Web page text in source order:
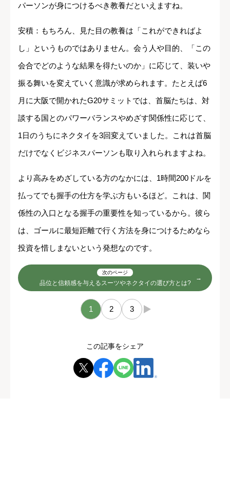
パーソンが身につけるべき教養だといえますね。
安積：もちろん、見た目の教養は「これができればよ
し」というものではありません。会う人や目的、「この
会合でどのような結果を得たいのか」に応じて、装いや
振る舞いを変えていく意識が求められます。たとえば6
月に大阪で開かれたG20サミットでは、首脳たちは、対
談する国とのパワーバランスやめざす関係性に応じて、
1日のうちにネクタイを3回変えていました。これは首脳
だけでなくビジネスパーソンも取り入れられますよね。
より高みをめざしている方のなかには、1時間200ドルを
払ってでも握手の仕方を学ぶ方もいるほど。これは、関
係性の入口となる握手の重要性を知っているから。彼ら
は、ゴールに最短距離で行く方法を身につけるためなら
投資を惜しまないという発想なのです。
次のページ
品位と信頼感を与えるスーツやネクタイの選び方とは?
1 2 3 →
この記事をシェア